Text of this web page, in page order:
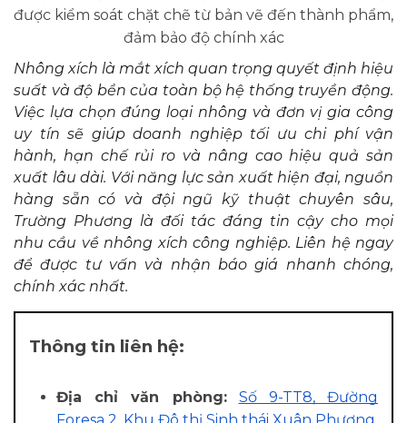
được kiểm soát chặt chẽ từ bản vẽ đến thành phẩm,
đảm bảo độ chính xác
Nhông xích là mắt xích quan trọng quyết định hiệu
suất và độ bền của toàn bộ hệ thống truyền động.
Việc lựa chọn đúng loại nhông và đơn vị gia công
uy tín sẽ giúp doanh nghiệp tối ưu chi phí vận
hành, hạn chế rủi ro và nâng cao hiệu quả sản
xuất lâu dài. Với năng lực sản xuất hiện đại, nguồn
hàng sẵn có và đội ngũ kỹ thuật chuyên sâu,
Trường Phương là đối tác đáng tin cậy cho mọi
nhu cầu về nhông xích công nghiệp. Liên hệ ngay
để được tư vấn và nhận báo giá nhanh chóng,
chính xác nhất.
Thông tin liên hệ:
Địa chỉ văn phòng:
Số 9-TT8, Đường